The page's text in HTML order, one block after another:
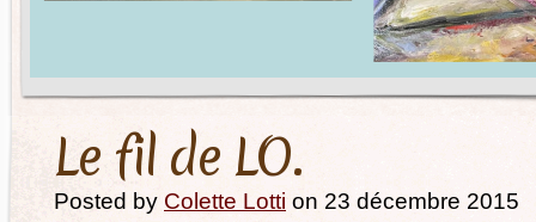
Le fil de LO.
Posted by Colette Lotti on 23 décembre 2015